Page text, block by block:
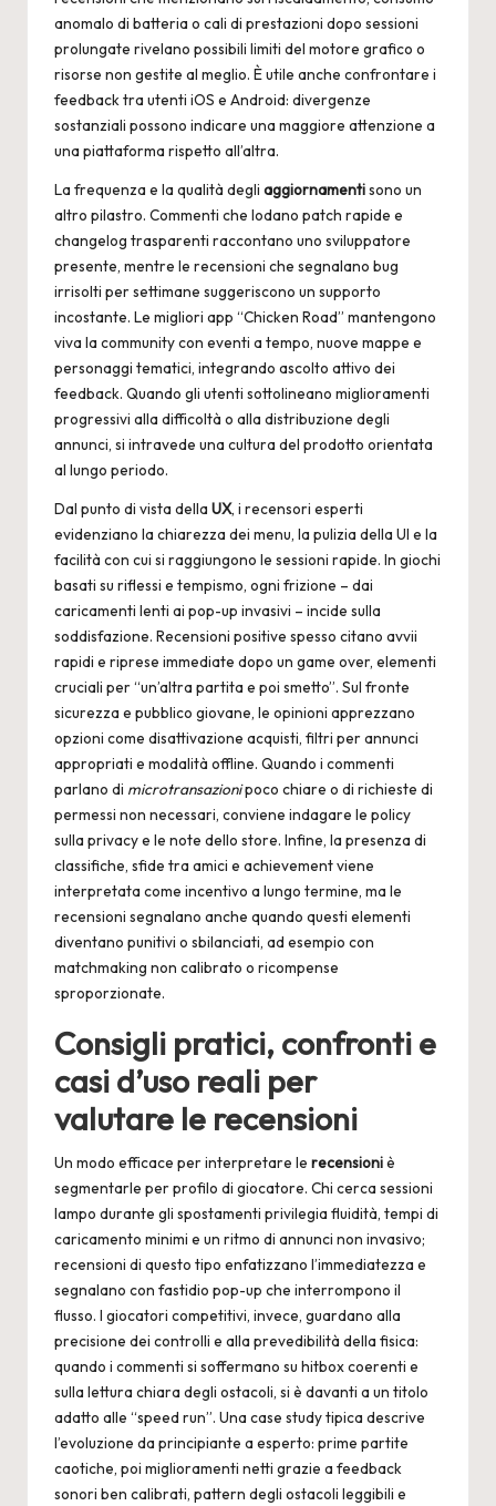
anomalo di batteria o cali di prestazioni dopo sessioni
prolungate rivelano possibili limiti del motore grafico o
risorse non gestite al meglio. È utile anche confrontare i
feedback tra utenti iOS e Android: divergenze
sostanziali possono indicare una maggiore attenzione a
una piattaforma rispetto all’altra.
La frequenza e la qualità degli aggiornamentisono un
altro pilastro. Commenti che lodano patch rapide e
changelog trasparenti raccontano uno sviluppatore
presente, mentre le recensioni che segnalano bug
irrisolti per settimane suggeriscono un supporto
incostante. Le migliori app “Chicken Road” mantengono
viva la community con eventi a tempo, nuove mappe e
personaggi tematici, integrando ascolto attivo dei
feedback. Quando gli utenti sottolineano miglioramenti
progressivi alla difficoltà o alla distribuzione degli
annunci, si intravede una cultura del prodotto orientata
al lungo periodo.
Dal punto di vista della UX, i recensori esperti
evidenziano la chiarezza dei menu, la pulizia della UI e la
facilità con cui si raggiungono le sessioni rapide. In giochi
basati su riflessi e tempismo, ogni frizione – dai
caricamenti lenti ai pop-up invasivi – incide sulla
soddisfazione. Recensioni positive spesso citano avvii
rapidi e riprese immediate dopo un game over, elementi
cruciali per “un’altra partita e poi smetto”. Sul fronte
sicurezza e pubblico giovane, le opinioni apprezzano
opzioni come disattivazione acquisti, filtri per annunci
appropriati e modalità offline. Quando i commenti
parlano di microtransazionipoco chiare o di richieste di
permessi non necessari, conviene indagare le policy
sulla privacy e le note dello store. Infine, la presenza di
classifiche, sfide tra amici e achievement viene
interpretata come incentivo a lungo termine, ma le
recensioni segnalano anche quando questi elementi
diventano punitivi o sbilanciati, ad esempio con
matchmaking non calibrato o ricompense
sproporzionate.
Consigli pratici, confronti e
casi d’uso reali per
valutare le recensioni
Un modo efficace per interpretare le recensioniè
segmentarle per profilo di giocatore. Chi cerca sessioni
lampo durante gli spostamenti privilegia fluidità, tempi di
caricamento minimi e un ritmo di annunci non invasivo;
recensioni di questo tipo enfatizzano l’immediatezza e
segnalano con fastidio pop-up che interrompono il
flusso. I giocatori competitivi, invece, guardano alla
precisione dei controlli e alla prevedibilità della fisica:
quando i commenti si soffermano su hitbox coerenti e
sulla lettura chiara degli ostacoli, si è davanti a un titolo
adatto alle “speed run”. Una case study tipica descrive
l’evoluzione da principiante a esperto: prime partite
caotiche, poi miglioramenti netti grazie a feedback
sonori ben calibrati, pattern degli ostacoli leggibili e